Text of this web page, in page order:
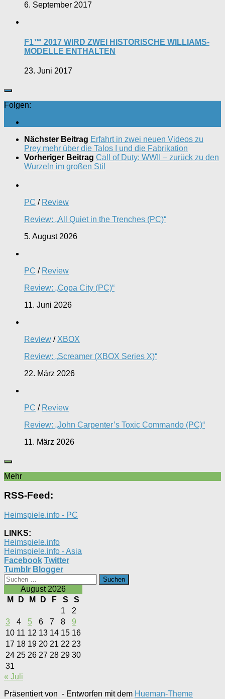
6. September 2017
F1™ 2017 WIRD ZWEI HISTORISCHE WILLIAMS-
MODELLE ENTHALTEN
23. Juni 2017
Folgen:
Nächster Beitrag Erfahrt in zwei neuen Videos zu
Prey mehr über die Talos I und die Fabrikation
Vorheriger Beitrag Call of Duty: WWII – zurück zu den
Wurzeln im großen Stil
PC / Review
Review: „All Quiet in the Trenches (PC)“
5. August 2026
PC / Review
Review: „Copa City (PC)“
11. Juni 2026
Review / XBOX
Review: „Screamer (XBOX Series X)“
22. März 2026
PC / Review
Review: „John Carpenter’s Toxic Commando (PC)“
11. März 2026
Mehr
RSS-Feed:
Heimspiele.info - PC
LINKS:
Heimspiele.info
Heimspiele.info - Asia
Facebook Twitter
Tumblr Blogger
Suchen
nach:August 2026
M
D M D F S
S
1
2
3
4 5 6 7 8
9
10 11 12 13 14 15 16
17 18 19 20 21 22 23
24 25 26 27 28 29 30
31
« Juli
Präsentiert von - Entworfen mit dem Hueman-Theme